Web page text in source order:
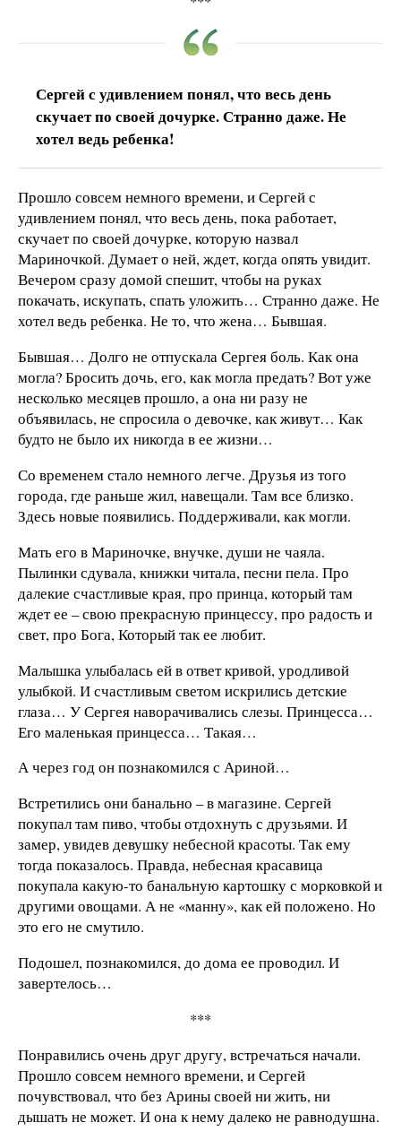
Сергей с удивлением понял, что весь день
скучает по своей дочурке. Странно даже. Не
хотел ведь ребенка!
Прошло совсем немного времени, и Сергей с
удивлением понял, что весь день, пока работает,
скучает по своей дочурке, которую назвал
Мариночкой. Думает о ней, ждет, когда опять увидит.
Вечером сразу домой спешит, чтобы на руках
покачать, искупать, спать уложить… Странно даже. Не
хотел ведь ребенка. Не то, что жена… Бывшая.
Бывшая… Долго не отпускала Сергея боль. Как она
могла? Бросить дочь, его, как могла предать? Вот уже
несколько месяцев прошло, а она ни разу не
объявилась, не спросила о девочке, как живут… Как
будто не было их никогда в ее жизни…
Со временем стало немного легче. Друзья из того
города, где раньше жил, навещали. Там все близко.
Здесь новые появились. Поддерживали, как могли.
Мать его в Мариночке, внучке, души не чаяла.
Пылинки сдувала, книжки читала, песни пела. Про
далекие счастливые края, про принца, который там
ждет ее – свою прекрасную принцессу, про радость и
свет, про Бога, Который так ее любит.
Малышка улыбалась ей в ответ кривой, уродливой
улыбкой. И счастливым светом искрились детские
глаза… У Сергея наворачивались слезы. Принцесса…
Его маленькая принцесса… Такая…
А через год он познакомился с Ариной…
Встретились они банально – в магазине. Сергей
покупал там пиво, чтобы отдохнуть с друзьями. И
замер, увидев девушку небесной красоты. Так ему
тогда показалось. Правда, небесная красавица
покупала какую-то банальную картошку с морковкой и
другими овощами. А не «манну», как ей положено. Но
это его не смутило.
Подошел, познакомился, до дома ее проводил. И
завертелось…
***
Понравились очень друг другу, встречаться начали.
Прошло совсем немного времени, и Сергей
почувствовал, что без Арины своей ни жить, ни
дышать не может. И она к нему далеко не равнодушна.